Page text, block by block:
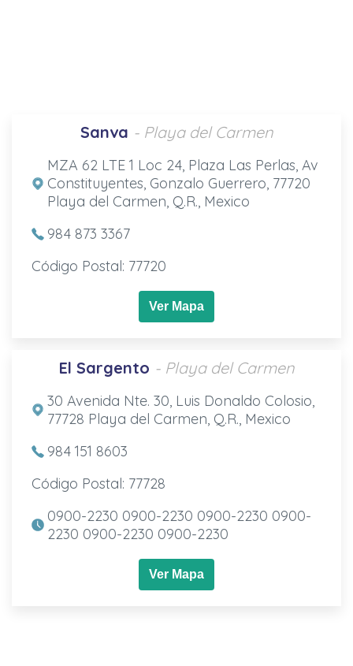
Sanva - Playa del Carmen
MZA 62 LTE 1 Loc 24, Plaza Las Perlas, Av
Constituyentes, Gonzalo Guerrero, 77720
Playa del Carmen, Q.R., Mexico
984 873 3367
Código Postal: 77720
Ver Mapa
El Sargento - Playa del Carmen
30 Avenida Nte. 30, Luis Donaldo Colosio,
77728 Playa del Carmen, Q.R., Mexico
984 151 8603
Código Postal: 77728
0900-2230 0900-2230 0900-2230 0900-
2230 0900-2230 0900-2230
Ver Mapa